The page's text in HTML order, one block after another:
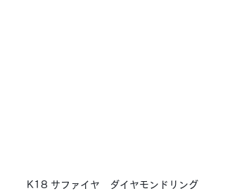
K18 サファイヤ　ダイヤモンドリング